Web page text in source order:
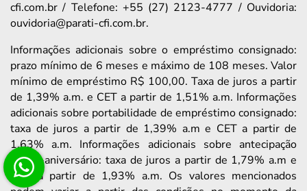
cfi.com.br / Telefone: +55 (27) 2123-4777 / Ouvidoria:
ouvidoria@parati-cfi.com.br.
Informações adicionais sobre o empréstimo consignado:
prazo mínimo de 6 meses e máximo de 108 meses. Valor
mínimo de empréstimo R$ 100,00. Taxa de juros a partir
de 1,39% a.m. e CET a partir de 1,51% a.m. Informações
adicionais sobre portabilidade de empréstimo consignado:
taxa de juros a partir de 1,39% a.m e CET a partir de
1,63% a.m. Informações adicionais sobre antecipação
saque-aniversário: taxa de juros a partir de 1,79% a.m e
CET a partir de 1,93% a.m. Os valores mencionados